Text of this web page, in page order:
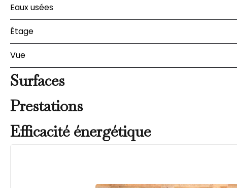
Eaux usées
Étage
Vue
Surfaces
Prestations
Efficacité énergétique